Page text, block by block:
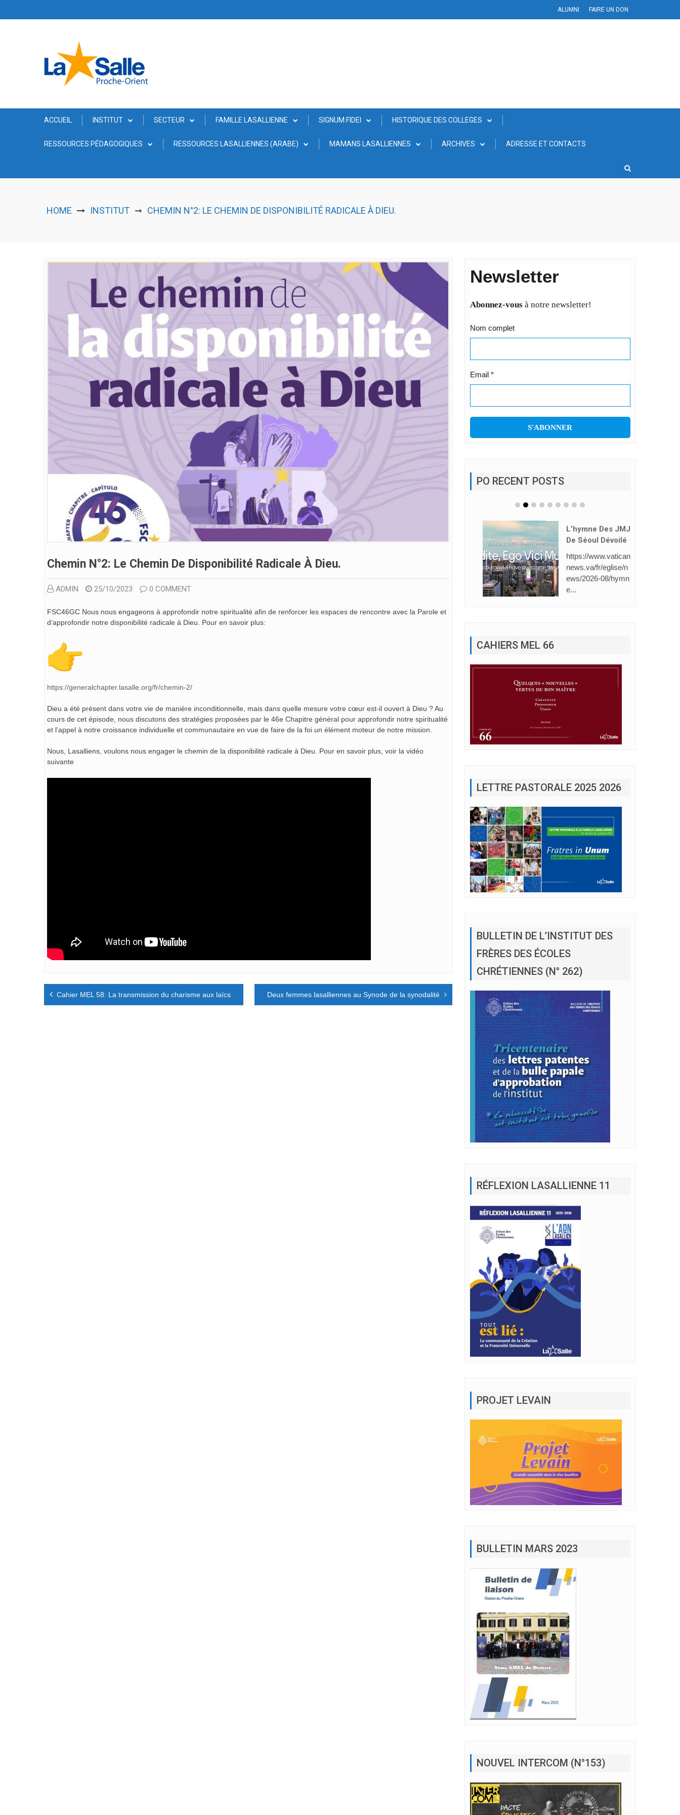
ALUMNI FAIRE UN DON
ACCUEIL INSTITUT SECTEUR FAMILLE LASALLIENNE SIGNUM FIDEI HISTORIQUE DES COLLEGES
RESSOURCES PÉDAGOGIQUES RESSOURCES LASALLIENNES (ARABE) MAMANS LASALLIENNES ARCHIVES ADRESSE ET CONTACTS
HOME INSTITUT ➞ CHEMIN N°2: LE CHEMIN DE DISPONIBILITÉ RADICALE À DIEU.
Chemin N°2: Le Chemin De Disponibilité Radicale À Dieu.
ADMIN 25/10/2023 0 COMMENT
FSC46GC Nous nous engageons à approfondir notre spiritualité afin de renforcer les espaces de rencontre avec la Parole et
d’approfondir notre disponibilité radicale à Dieu. Pour en savoir plus:
https://generalchapter.lasalle.org/fr/chemin-2/
Dieu a été présent dans votre vie de manière inconditionnelle, mais dans quelle mesure votre cœur est-il ouvert à Dieu ? Au
cours de cet épisode, nous discutons des stratégies proposées par le 46e Chapitre général pour approfondir notre spiritualité
et l’appel à notre croissance individuelle et communautaire en vue de faire de la foi un élément moteur de notre mission.
Nous, Lasalliens, voulons nous engager le chemin de la disponibilité radicale à Dieu. Pour en savoir plus, voir la vidéo
suivante
Navigation
de
Cahier MEL 58: La transmission du charisme aux laïcs Deux femmes lasalliennes au Synode de la synodalité
Newsletter
Abonnez-vousà notre newsletter!
Nom complet
Email *
PO RECENT POSTS
L’hymne Des JMJ
De Séoul Dévoilé
https://www.vatican
news.va/fr/eglise/n
ews/2026-08/hymn
e...
CAHIERS MEL 66
LETTRE PASTORALE 2025 2026
BULLETIN DE L’INSTITUT DES
FRÈRES DES ÉCOLES
CHRÉTIENNES (N° 262)
RÉFLEXION LASALLIENNE 11
PROJET LEVAIN
BULLETIN MARS 2023
NOUVEL INTERCOM (N°153)